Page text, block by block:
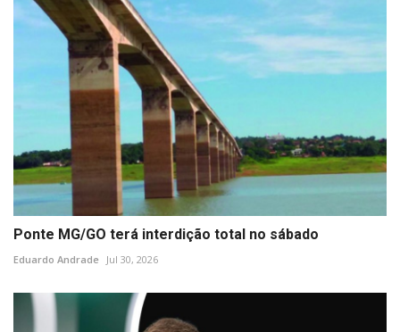
Ponte MG/GO terá interdição total no sábado
Eduardo Andrade Jul 30, 2026